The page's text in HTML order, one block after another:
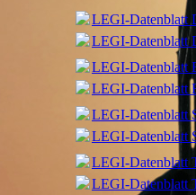
LEGI-Datenblatt
LEGI-Datenblatt
LEGI-Datenblatt
LEGI-Datenblatt
LEGI-Datenblatt
LEGI-Datenblatt
LEGI-Datenblatt
LEGI-Datenblatt